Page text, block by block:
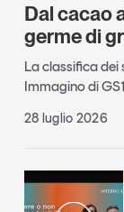
Dal cacao
germe di
La classifica dei
Immagino di
28 luglio 2026